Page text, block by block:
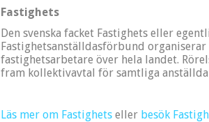
Fastighets
Den svenska facket Fastighets eller
Fastighetsanställdasförbund organiserar
fastighetsarbetare över hela landet.
fram kollektivavtal för samtliga
Läs mer om Fastighets eller besök